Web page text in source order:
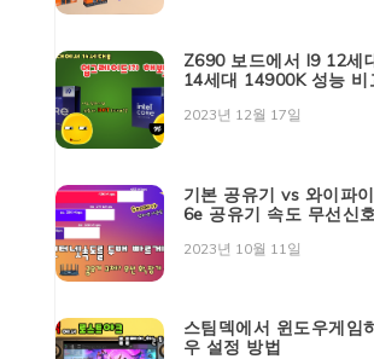
Z690 보드에서 I9 12세
14세대 14900K 성능 비
2023년 12월 17일
기본 공유기 vs 와이파
6e 공유기 속도 무선신
2023년 10월 11일
스팀덱에서 윈도우게임
우 설정 방법